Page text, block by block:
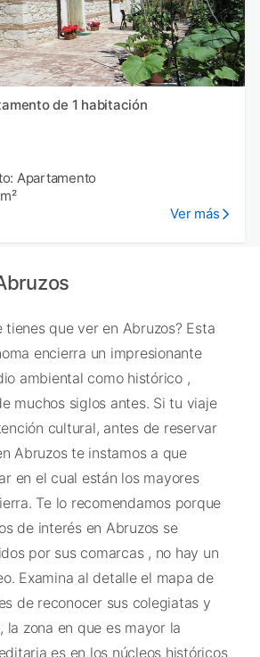
de 1 habitación
Apartamento
Ver más
tienes que ver en Abruzos? Esta
encierra un impresionante
ambiental como histórico ,
muchos siglos antes. Si tu viaje
cultural, antes de reservar
Abruzos te instamos a que
en el cual están los mayores
Te lo recomendamos porque
de interés en Abruzos se
por sus comarcas , no hay un
Examina al detalle el mapa de
de reconocer sus colegiatas y
la zona en que es mayor la
es en los núcleos históricos